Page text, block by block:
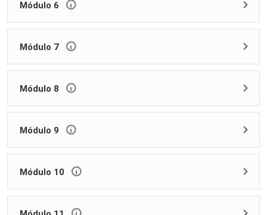
Módulo 6
Módulo 7
Módulo 8
Módulo 9
Módulo 10